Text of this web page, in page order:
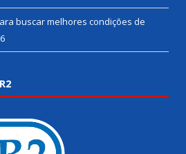
buscar melhores condições de